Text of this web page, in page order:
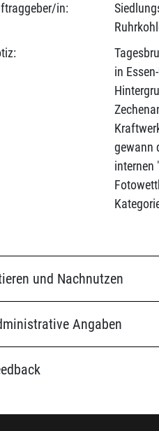
in:
in
gewann
internen
und Nachnutzen
Angaben